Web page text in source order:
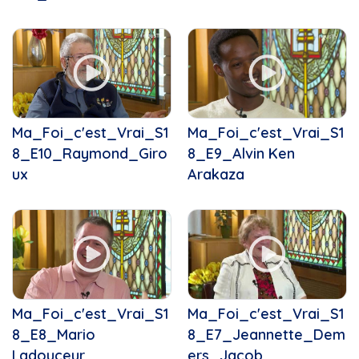
Coops d’habitation
Course
Crèches de Noël
Csn
Culturel
Cégeps en Spectacle
Daniel Landry
Débat électoral
Elvis Stojko
Environnement
Famille
Femmes
Festival des arts de...
Fondation
Fondation EBSF
Ensemble vocal Voix Libres
Entre Nous
Espace Yoga
Famille avisée
Gribouille Bouille
Histoires de militance
Instinct canin
J'aimerais savoir
L'HUMAIN DERRIÈRE L'RTISTE
L'Instant podium
La boîte à chansons
La Féérie de Noël
La Médiathèque
La Quête du Par
La Tablée Locale
La Tête dans les nuances
Ma_Foi_c'est_Vrai_S1
8_E10_Raymond_Giro
ux
Ma_Foi_c'est_Vrai_S1
8_E9_Alvin Ken
Arakaza
Ma_Foi_c'est_Vrai_S1
8_E8_Mario
Ladouceur
Ma_Foi_c'est_Vrai_S1
8_E7_Jeannette_Dem
ers_Jacob